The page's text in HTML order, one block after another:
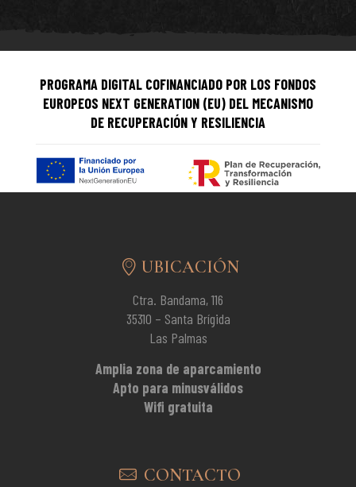
PROGRAMA DIGITAL COFINANCIADO POR LOS FONDOS
EUROPEOS NEXT GENERATION (EU) DEL MECANISMO
DE RECUPERACIÓN Y RESILIENCIA
UBICACIÓN
Ctra. Bandama, 116
35310 – Santa Brígida
Las Palmas
Amplia zona de aparcamiento
Apto para minusválidos
Wifi gratuita
CONTACTO